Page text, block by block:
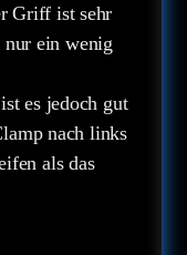
Griff ist sehr
ein wenig
es jedoch gut
nach links
als das